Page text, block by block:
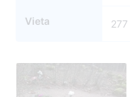
Vieta 277